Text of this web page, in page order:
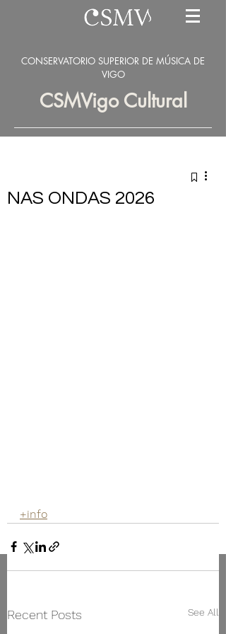
CONSERVATORIO SUPERIOR DE MÚSICA DE
VIGO
CSMVigo Cultural
NAS ONDAS 2026
+info
Recent Posts See All